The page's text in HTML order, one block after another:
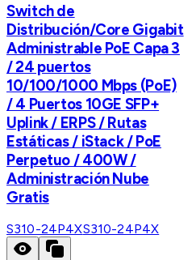
Switch de
Distribución/Core Gigabit
Administrable PoE Capa 3
/ 24 puertos
10/100/1000 Mbps (PoE)
/ 4 Puertos 10GE SFP+
Uplink / ERPS / Rutas
Estáticas / iStack / PoE
Perpetuo / 400W /
Administración Nube
Gratis
S310-24P4XS310-24P4X